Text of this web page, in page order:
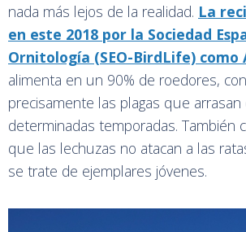
nada más lejos de la realidad. La
en este 2018 por la Sociedad
Ornitología (SEO-BirdLife) como
alimenta en un 90% de roedores,
precisamente las plagas que
determinadas temporadas. También
que las lechuzas no atacan a las
se trate de ejemplares jóvenes.